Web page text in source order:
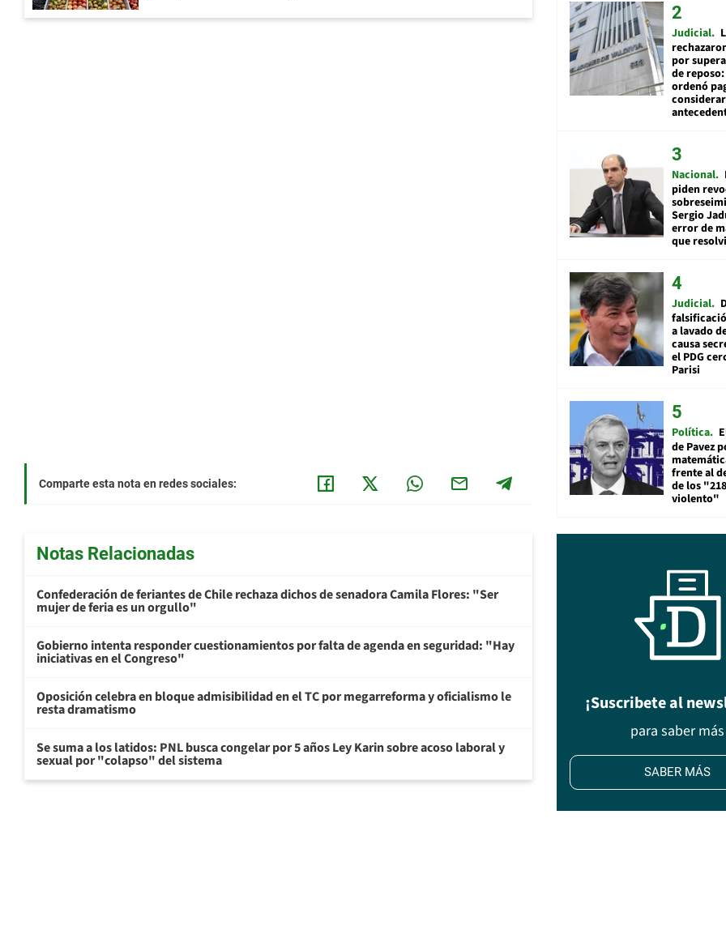
Comparte esta nota en redes sociales:
Notas Relacionadas
Confederación de feriantes de Chile rechaza dichos de senadora Camila Flores: "Ser
mujer de feria es un orgullo"
Gobierno intenta responder cuestionamientos por falta de agenda en seguridad: "Hay
iniciativas en el Congreso"
Oposición celebra en bloque admisibilidad en el TC por megarreforma y oficialismo le
resta dramatismo
Se suma a los latidos: PNL busca congelar por 5 años Ley Karin sobre acoso laboral y
sexual por "colapso" del sistema
Judicial
por
de
ordenó
Nacional
piden
Sergio
error de
que
Judicial
a lavado
causa
el PDG
Parisi
Política
de Pavez
frente al
de los
violento"
¡Suscribete al
para saber más
SABER MÁS